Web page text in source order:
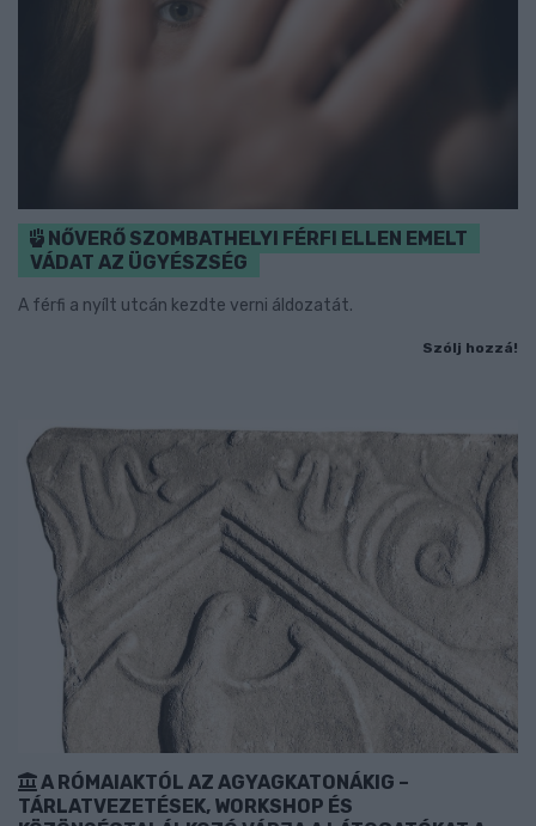
NŐVERŐ SZOMBATHELYI FÉRFI ELLEN EMELT
VÁDAT AZ ÜGYÉSZSÉG
A férfi a nyílt utcán kezdte verni áldozatát.
Szólj hozzá!
A RÓMAIAKTÓL AZ AGYAGKATONÁKIG –
TÁRLATVEZETÉSEK, WORKSHOP ÉS